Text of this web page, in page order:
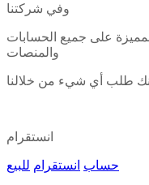
وفي شركتنا
على جميع الحسابات
والمنصات
طلب أي شيء من خلالنا
انستقرام
حساب انستقرام للبيع